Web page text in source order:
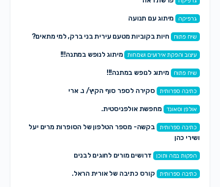
גרפיקה מיתוג עם תנועה
שיח פתוח חיות בקוביות מטעם עירית בני ברק, למי מתאים?
עיצוב והפקת אירועים ושמחות מיתוג לנופש במתנה!!!
שיח פתוח מיתוג לנופש במתנה!!!
כתיבה ספרותית סקירה לספר סוף הקיץ/ נ. ארי
אולפן וסאונד מחפשת אולפניסטית.
כתיבה ספרותית
בקשה- מספר הטלפון של הסופרות מרים יעל
ושירי כהן
הפקות במה ותוכן דרושים מורים לחוגים לבנים
כתיבה ספרותית קורס כתיבה של אורית הראל.